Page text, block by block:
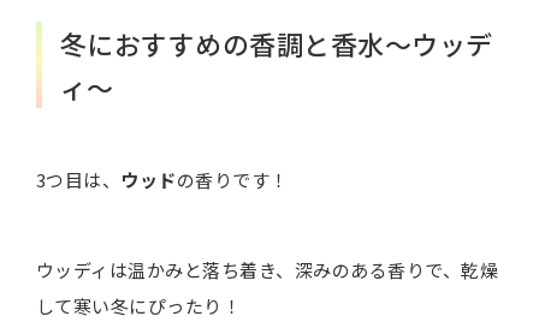
冬におすすめの香調と香水～ウッデ
ィ～
3つ目は、 ウッドの香りです！
ウッディは温かみと落ち着き、深みのある香りで、乾燥
して寒い冬にぴったり！